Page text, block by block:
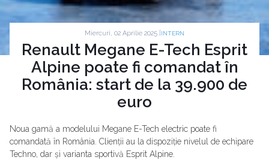
Miercuri, 02 Aprilie 2025 | INTERN
Renault Megane E-Tech Esprit
Alpine poate fi comandat în
România: start de la 39.900 de
euro
Noua gamă a modelului Megane E-Tech electric poate fi
comandată în România. Clienții au la dispoziție nivelul de echipare
Techno, dar și varianta sportivă Esprit Alpine.